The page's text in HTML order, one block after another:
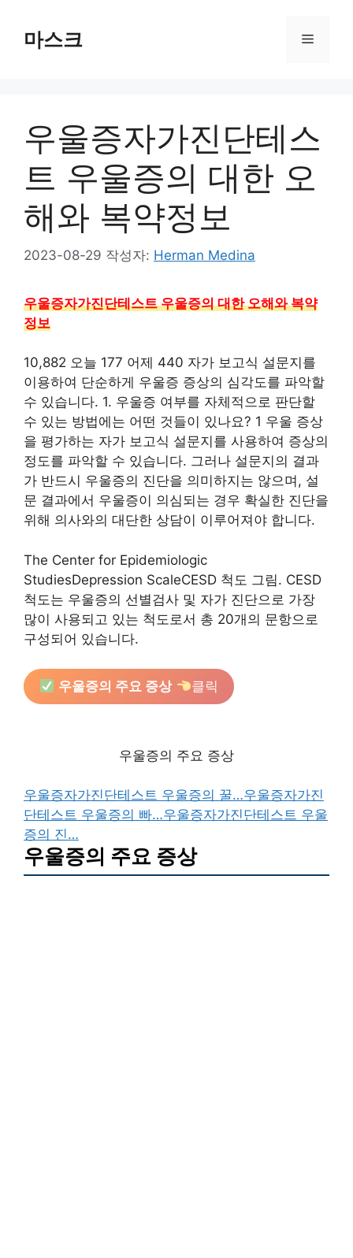
마스크 메
우울증자가진단테스
트 우울증의 대한 오
해와 복약정보
2023-08-29 작성자: Herman Medina
우울증자가진단테스트 우울증의 대한 오해와 복약
정보
10,882 오늘 177 어제 440 자가 보고식 설문지를
이용하여 단순하게 우울증 증상의 심각도를 파악할
수 있습니다. 1. 우울증 여부를 자체적으로 판단할
수 있는 방법에는 어떤 것들이 있나요? 1 우울 증상
을 평가하는 자가 보고식 설문지를 사용하여 증상의
정도를 파악할 수 있습니다. 그러나 설문지의 결과
가 반드시 우울증의 진단을 의미하지는 않으며, 설
문 결과에서 우울증이 의심되는 경우 확실한 진단을
위해 의사와의 대단한 상담이 이루어져야 합니다.
The Center for Epidemiologic
StudiesDepression ScaleCESD 척도 그림. CESD
척도는 우울증의 선별검사 및 자가 진단으로 가장
많이 사용되고 있는 척도로서 총 20개의 문항으로
구성되어 있습니다.
우울증의 주요 증상 클릭
우울증의 주요 증상
우울증자가진단테스트 우울증의 꿀…우울증자가진
단테스트 우울증의 빠…우울증자가진단테스트 우울
증의 진…
우울증의 주요 증상